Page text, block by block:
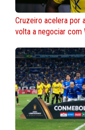
Cruzeiro acelera por
volta a negociar com